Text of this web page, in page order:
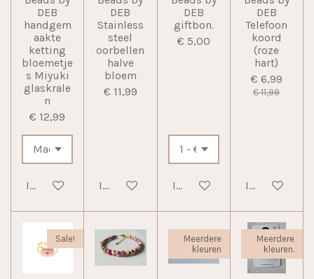
DEB
handgem
aakte
ketting
bloemetje
s Miyuki
glaskrale
n
€ 12,99
In winkelwagen
DEB
Stainless
steel
oorbellen
halve
bloem
€ 11,99
In winkelwagen
DEB
giftbon.
€ 5,00
In winkelwagen
DEB
Telefoon
koord
(roze
hart)
€ 6,99
€ 11,99
In
Sale!
Meerdere
kleuren
Meerdere
kleuren.